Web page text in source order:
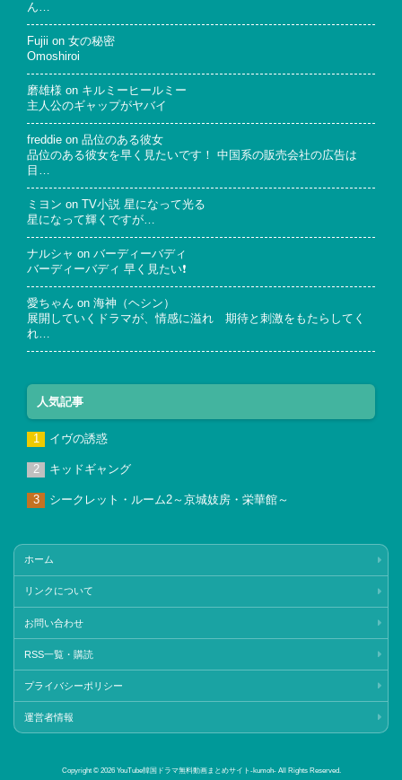
ん…
Fujii on 女の秘密
Omoshiroi
磨雄様 on キルミーヒールミー
主人公のギャップがヤバイ
freddie on 品位のある彼女
品位のある彼女を早く見たいです！ 中国系の販売会社の広告は
目…
ミヨン on
TV小説 星になって光る
星になって輝くですが…
ナルシャ on バーディーバディ
バーディーバディ 早く見たい❗
愛ちゃん on 海神（ヘシン）
展開していくドラマが、情感に溢れ 期待と刺激をもたらしてく
れ…
人気記事
イヴの誘惑
キッドギャング
シークレット・ルーム2～京城妓房・栄華館～
ホーム
リンクについて
お問い合わせ
RSS一覧・購読
プライバシーポリシー
運営者情報
Copyright © 2026 YouTube韓国ドラマ無料動画まとめサイト‐kumoh‐ All Rights Reserved.